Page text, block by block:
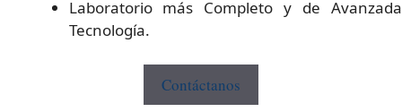
Laboratorio más Completo y de Avanzada
Tecnología.
Contáctanos